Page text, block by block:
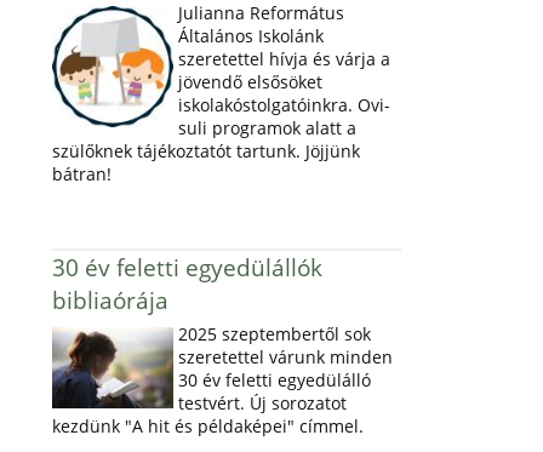
Julianna Református
Általános Iskolánk
szeretettel hívja és várja a
jövendő elsősöket
iskolakóstolgatóinkra. Ovi-
suli programok alatt a
szülőknek tájékoztatót tartunk. Jöjjünk
bátran!
30 év feletti egyedülállók
bibliaórája
2025 szeptembertől sok
szeretettel várunk minden
30 év feletti egyedülálló
testvért. Új sorozatot
kezdünk "A hit és példaképei" címmel.